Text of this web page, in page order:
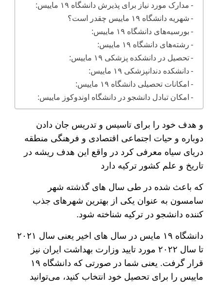
مدارک مورد نیاز برای پذیرش دانشگاه ۱۹ ماییس:
شهریه دانشگاه ۱۹ ماییس چقدر است؟
بورسیه‌های دانشگاه ۱۹ ماییس:
رشته‌های دانشگاه ۱۹ ماییس:
تحصیل در دانشکده پزشکی ۱۹ ماییس:
دانشکده دندانپزشکی ۱۹ ماییس:
امکانات تحصیلی دانشگاه ۱۹ ماییس:
امکان تبادل دانشجو در دانشگاه اوندوکوز ماییس:
و هدف خود را برای تاسیس و تدریس جان دادن
دوباره و حیات اجتماعی اقتصادی و فرهنگی منطقه
دریای سیاه معرفی کرد در واقع این هدف ریشه در
تاریخ و علم کشور ترکیه دارد
که باعث شده در طی سال‌ های گذشته شهر
سامسون به عنوان یکی از بهترین شهرهای جذب‌
کننده دانشجو در ترکیه شناخته شود.
دانشگاه ۱۹ مایس در سال های اخیر یعنی سال ۲۰۲۱
تا سال ۲۰۲۲ مورد تایید وزارت بهداشت ایران نیز
قرار گرفت. یعنی شما در صورتی که دانشگاه ۱۹
ماییس را برای تحصیل خود انتخاب کنید، می‌توانید